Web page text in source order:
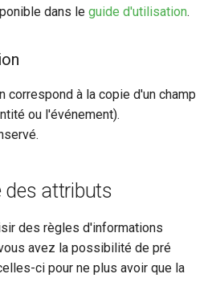
dans le guide d'utilisation.
correspond à la copie d'un champ
ou l'événement).
des attributs
des règles d'informations
avez la possibilité de pré
ci pour ne plus avoir que la